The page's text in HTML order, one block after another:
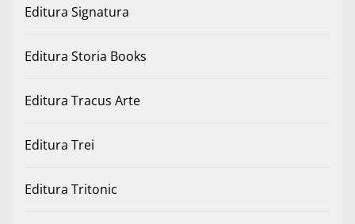
Editura Signatura
Editura Storia Books
Editura Tracus Arte
Editura Trei
Editura Tritonic